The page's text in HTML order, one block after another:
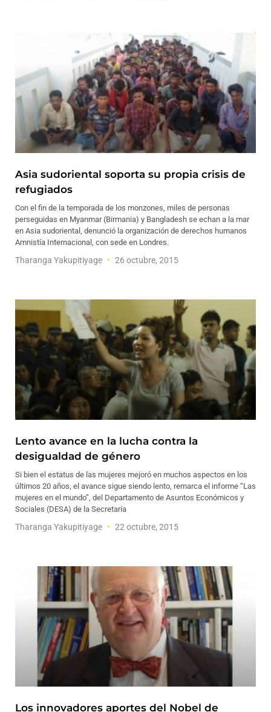
Asia sudoriental soporta su propia crisis de
refugiados
Con el fin de la temporada de los monzones, miles de personas
perseguidas en Myanmar (Birmania) y Bangladesh se echan a la mar
en Asia sudoriental, denunció la organización de derechos humanos
Amnistía Internacional, con sede en Londres.
Tharanga Yakupitiyage 26 octubre, 2015
Lento avance en la lucha contra la
desigualdad de género
Si bien el estatus de las mujeres mejoró en muchos aspectos en los
últimos 20 años, el avance sigue siendo lento, remarca el informe “Las
mujeres en el mundo”, del Departamento de Asuntos Económicos y
Sociales (DESA) de la Secretaría
Tharanga Yakupitiyage 22 octubre, 2015
Los innovadores aportes del Nobel de